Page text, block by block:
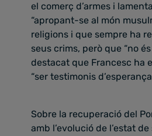
el comerç d’armes i
“apropant-se al món
religions i que sempre ha
seus crims, però que “no
destacat que Francesc ha
“ser testimonis
Sobre la recuperació del
amb l’evolució de l’estat